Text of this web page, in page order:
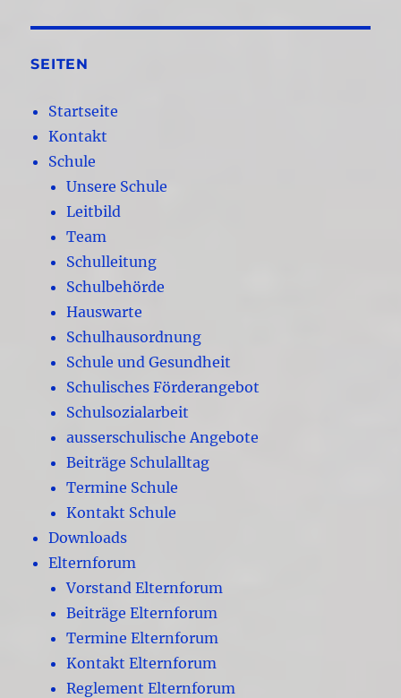
SEITEN
Startseite
Kontakt
Schule
Unsere Schule
Leitbild
Team
Schulleitung
Schulbehörde
Hauswarte
Schulhausordnung
Schule und Gesundheit
Schulisches Förderangebot
Schulsozialarbeit
ausserschulische Angebote
Beiträge Schulalltag
Termine Schule
Kontakt Schule
Downloads
Elternforum
Vorstand Elternforum
Beiträge Elternforum
Termine Elternforum
Kontakt Elternforum
Reglement Elternforum